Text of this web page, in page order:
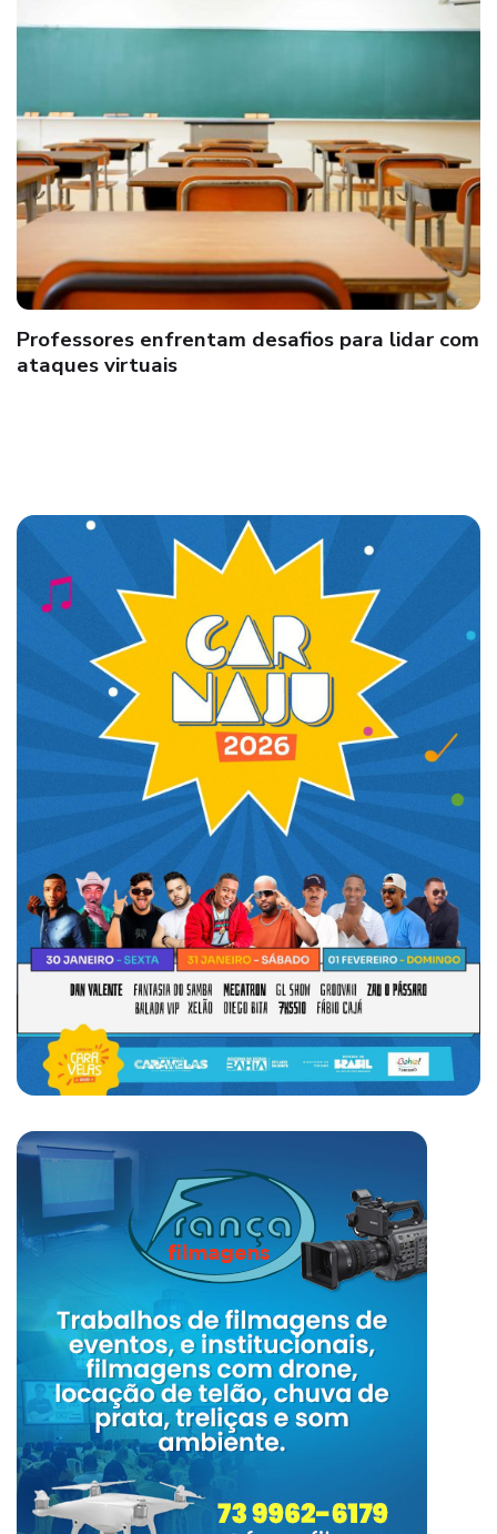
Insuficiência cardíaca pode ser provocada por
infarto, hipertensão e até Covid